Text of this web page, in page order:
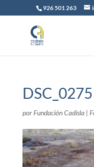
926 501 263
DSC_0275
por Fundación Cadisla|